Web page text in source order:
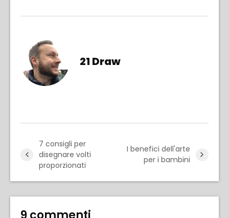
21 Draw
7 consigli per
disegnare volti
proporzionati
I benefici dell'arte
per i bambini